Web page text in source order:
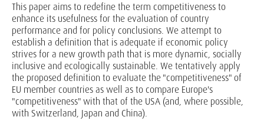
This paper aims to redefine the term competitiveness to
enhance its usefulness for the evaluation of country
performance and for policy conclusions. We attempt to
establish a definition that is adequate if economic policy
strives for a new growth path that is more dynamic, socially
inclusive and ecologically sustainable. We tentatively apply
the proposed definition to evaluate the "competitiveness" of
EU member countries as well as to compare Europe's
"competitiveness" with that of the USA (and, where possible,
with Switzerland, Japan and China).